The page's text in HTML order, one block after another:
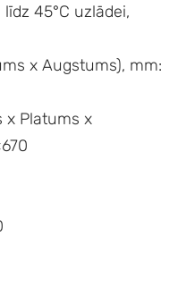
45°C uzlādei,
x Augstums), mm:
x Platums x